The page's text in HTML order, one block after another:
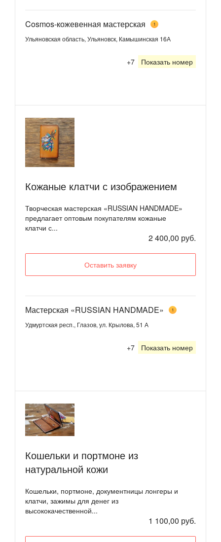
Cosmos-кожевенная мастерская 1
Ульяновская область, Ульяновск, Камышинская 16А
+7 Показать номер
Кожаные клатчи с изображением
Творческая мастерская «RUSSIAN HANDMADE»
предлагает оптовым покупателям кожаные
клатчи с...
2 400,00 руб.
Оставить заявку
Мастерская «RUSSIAN HANDMADE» 1
Удмуртская респ., Глазов, ул. Крылова, 51 А
+7 Показать номер
Кошельки и портмоне из
натуральной кожи
Кошельки, портмоне, документницы лонгеры и
клатчи, зажимы для денег из
высококачественной...
1 100,00 руб.